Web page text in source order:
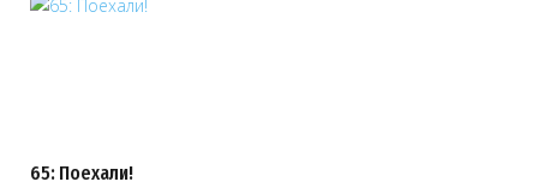
65: Поехали!